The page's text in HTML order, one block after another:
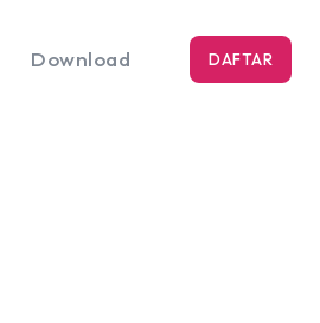
Download DAFTAR